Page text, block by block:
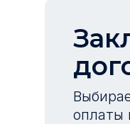
оплаты